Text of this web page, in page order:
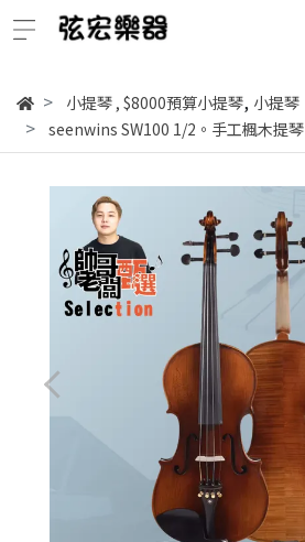
小提琴, $8000預算小提琴, 小提琴
seenwins SW100 1/2。手工楓木提琴